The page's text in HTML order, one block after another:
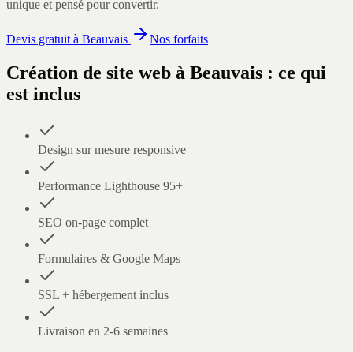
unique et pensé pour convertir.
Devis gratuit à Beauvais Nos forfaits
Création de site web à Beauvais : ce qui
est inclus
Design sur mesure responsive
Performance Lighthouse 95+
SEO on-page complet
Formulaires & Google Maps
SSL + hébergement inclus
Livraison en 2-6 semaines